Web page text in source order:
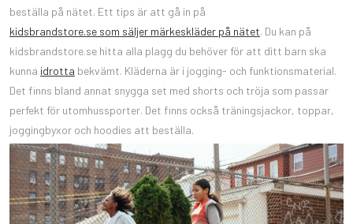
beställa på nätet. Ett tips är att gå in på
kidsbrandstore.se som säljer märkeskläder på nätet. Du kan på
kidsbrandstore.se hitta alla plagg du behöver för att ditt barn ska
kunna idrotta bekvämt. Kläderna är i jogging- och funktionsmaterial.
Det finns bland annat snygga set med shorts och tröja som passar
perfekt för utomhussporter. Det finns också träningsjackor, toppar,
joggingbyxor och hoodies att beställa.